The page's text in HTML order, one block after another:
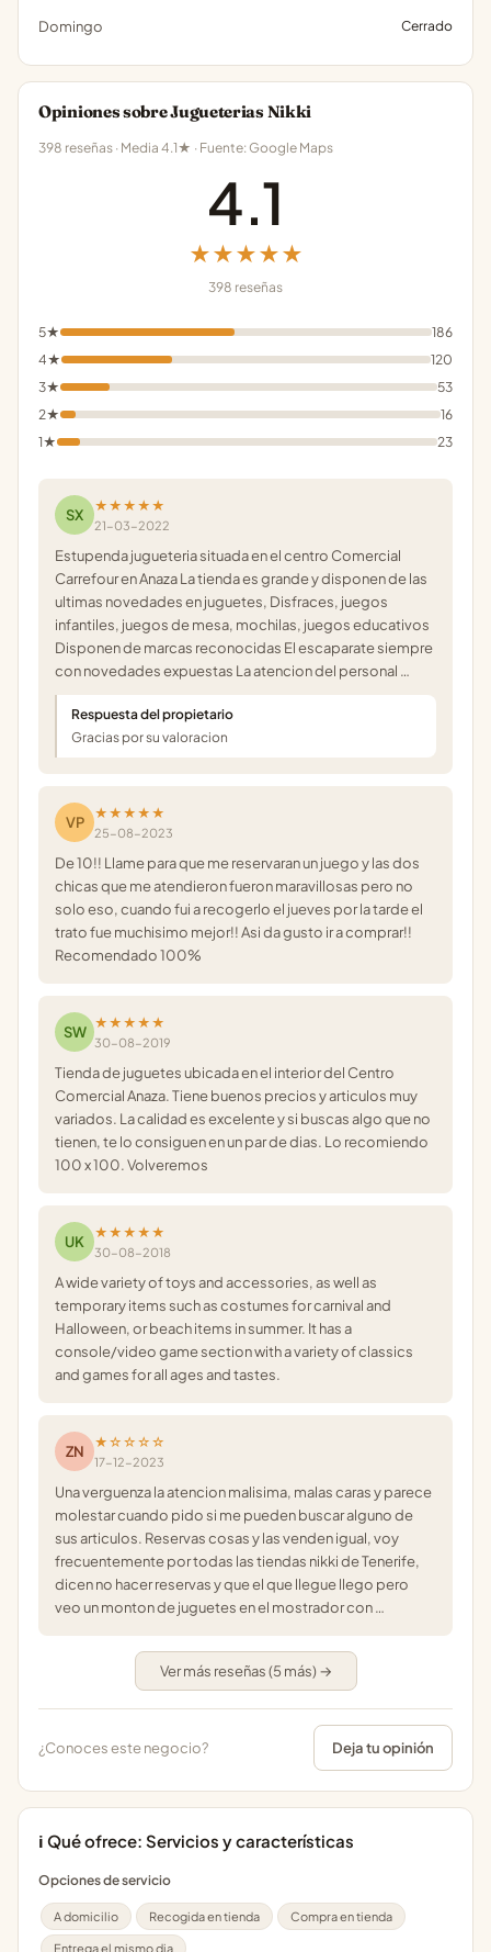
Domingo Cerrado
Opiniones sobre Jugueterias Nikki
398 reseñas · Media 4.1★ · Fuente: Google Maps
4.1
★★★★★
398 reseñas
5★
186
4★
120
3★
53
2★
16
1★
23
SX
★★★★★
21-03-2022
Estupenda jugueteria situada en el centro Comercial
Carrefour en Anaza La tienda es grande y disponen de las
ultimas novedades en juguetes, Disfraces, juegos
infantiles, juegos de mesa, mochilas, juegos educativos
Disponen de marcas reconocidas El escaparate siempre
con novedades expuestas La atencion del personal …
Respuesta del propietario
Gracias por su valoracion
VP
★★★★★
25-08-2023
De 10!! Llame para que me reservaran un juego y las dos
chicas que me atendieron fueron maravillosas pero no
solo eso, cuando fui a recogerlo el jueves por la tarde el
trato fue muchisimo mejor!! Asi da gusto ir a comprar!!
Recomendado 100%
SW
★★★★★
30-08-2019
Tienda de juguetes ubicada en el interior del Centro
Comercial Anaza. Tiene buenos precios y articulos muy
variados. La calidad es excelente y si buscas algo que no
tienen, te lo consiguen en un par de dias. Lo recomiendo
100 x 100. Volveremos
UK
★★★★★
30-08-2018
A wide variety of toys and accessories, as well as
temporary items such as costumes for carnival and
Halloween, or beach items in summer. It has a
console/video game section with a variety of classics
and games for all ages and tastes.
ZN
★☆☆☆☆
17-12-2023
Una verguenza la atencion malisima, malas caras y parece
molestar cuando pido si me pueden buscar alguno de
sus articulos. Reservas cosas y las venden igual, voy
frecuentemente por todas las tiendas nikki de Tenerife,
dicen no hacer reservas y que el que llegue llego pero
veo un monton de juguetes en el mostrador con …
Ver más reseñas (5 más) →
¿Conoces este negocio? Deja tu opinión
ℹ️ Qué ofrece: Servicios y características
Opciones de servicio
A domicilio Recogida en tienda Compra en tienda
Entrega el mismo dia